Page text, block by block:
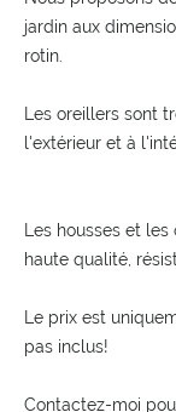
jardin aux
rotin.
Les oreillers sont
l'extérieur et à
Les housses et
haute qualité,
Le prix est
pas inclus!
Contactez-moi